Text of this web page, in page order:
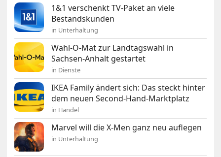
1&1 verschenkt TV-Paket an viele
Bestandskunden
in Unterhaltung
Wahl-O-Mat zur Landtagswahl in
Sachsen-Anhalt gestartet
in Dienste
IKEA Family ändert sich: Das steckt hinter
dem neuen Second-Hand-Marktplatz
in Handel
Marvel will die X-Men ganz neu auflegen
in Unterhaltung